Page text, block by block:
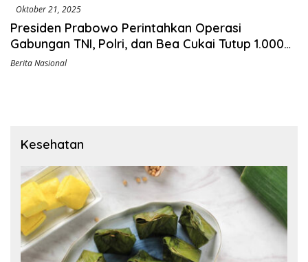
Oktober 21, 2025
Presiden Prabowo Perintahkan Operasi
Gabungan TNI, Polri, dan Bea Cukai Tutup 1.000
Tambang Timah Ilegal di Bangka Belitung
Berita Nasional
Kesehatan